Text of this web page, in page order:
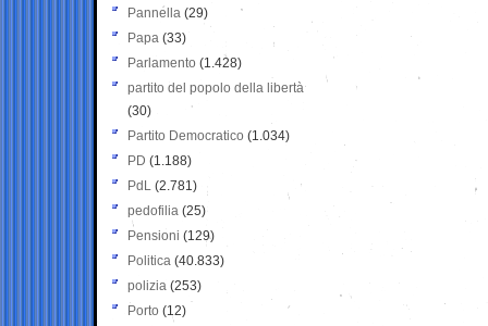
Pannella (29)
Papa (33)
Parlamento (1.428)
partito del popolo della libertà
(30)
Partito Democratico (1.034)
PD (1.188)
PdL (2.781)
pedofilia (25)
Pensioni (129)
Politica (40.833)
polizia (253)
Porto (12)